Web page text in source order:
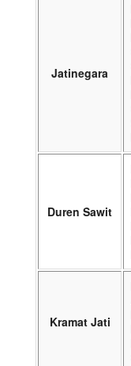
Jatinegara
Duren Sawit
Kramat Jati